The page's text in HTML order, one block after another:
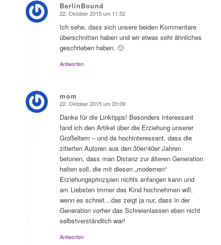
BerlinBound
sagte:
22. Oktober 2015 um 11:52
Ich sehe, dass sich unsere beiden Kommentare
überschnitten haben und wir etwas sehr ähnliches
geschrieben haben. 🙂
Antworten
mom
sagte:
22. Oktober 2015 um 20:09
Danke für die Linktipps! Besonders interessant
fand ich den Artikel über die Erziehung unserer
Großeltern – und da hochinteressant, dass die
zitierten Autoren aus den 30er/40er Jahren
betonen, dass man Distanz zur älteren Generation
halten soll, die mit diesen „modernen“
Erziehungsprinzipien nichts anfangen kann und
am Liebsten immer das Kind hochnehmen will,
wenn es schreit…das zeigt ja nur, dass in der
Generation vorher das Schreienlassen eben nicht
selbstverständlich war!
Antworten